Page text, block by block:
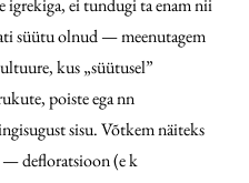
süütu olnud — meenutagem
kus „süütusel”
poiste ega nn
sisu. Võtkem näiteks
— defloratsioon (e k